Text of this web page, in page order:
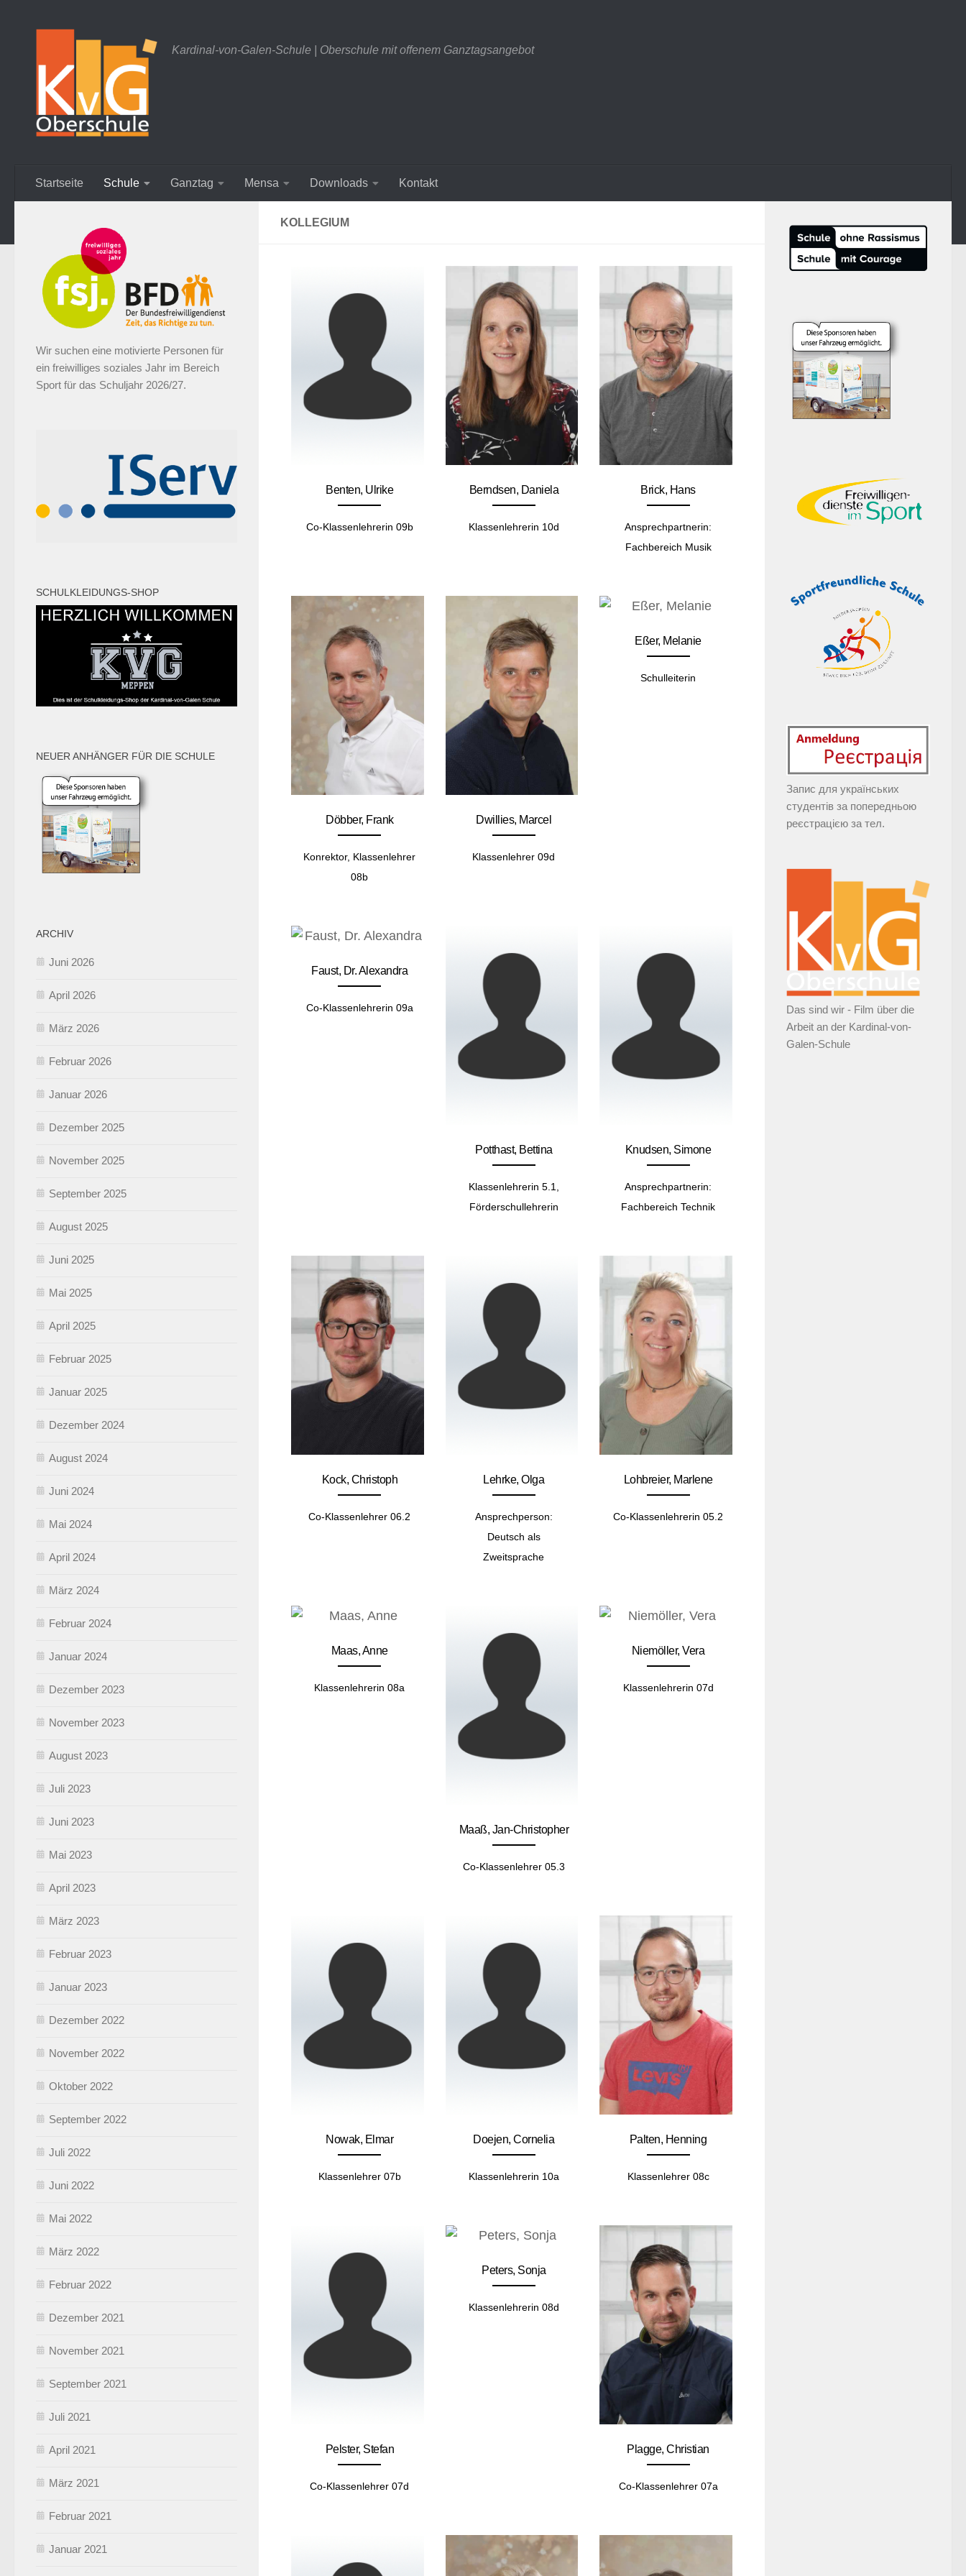
Kardinal-von-Galen-Schule | Oberschule mit offenem Ganztagsangebot
Startseite Schule Ganztag Mensa Downloads Kontakt
KOLLEGIUM
Benten, Ulrike
Co-Klassenlehrerin 09b
Berndsen, Daniela
Klassenlehrerin 10d
Brick, Hans
Ansprechpartnerin:
Fachbereich Musik
Döbber, Frank
Konrektor, Klassenlehrer
08b
Dwillies, Marcel
Klassenlehrer 09d
Eßer, Melanie
Schulleiterin
Faust, Dr. Alexandra
Co-Klassenlehrerin 09a
Potthast, Bettina
Klassenlehrerin 5.1,
Förderschullehrerin
Knudsen, Simone
Ansprechpartnerin:
Fachbereich Technik
Kock, Christoph
Co-Klassenlehrer 06.2
Lehrke, Olga
Ansprechperson:
Deutsch als
Zweitsprache
Lohbreier, Marlene
Co-Klassenlehrerin 05.2
Maas, Anne
Klassenlehrerin 08a
Maaß, Jan-Christopher
Co-Klassenlehrer 05.3
Niemöller, Vera
Klassenlehrerin 07d
Nowak, Elmar
Klassenlehrer 07b
Doejen, Cornelia
Klassenlehrerin 10a
Palten, Henning
Klassenlehrer 08c
Pelster, Stefan
Co-Klassenlehrer 07d
Peters, Sonja
Klassenlehrerin 08d
Plagge, Christian
Co-Klassenlehrer 07a
Wir suchen eine motivierte Personen für
ein freiwilliges soziales Jahr im Bereich
Sport für das Schuljahr 2026/27.
SCHULKLEIDUNGS-SHOP
NEUER ANHÄNGER FÜR DIE SCHULE
ARCHIV
Juni 2026
April 2026
März 2026
Februar 2026
Januar 2026
Dezember 2025
November 2025
September 2025
August 2025
Juni 2025
Mai 2025
April 2025
Februar 2025
Januar 2025
Dezember 2024
August 2024
Juni 2024
Mai 2024
April 2024
März 2024
Februar 2024
Januar 2024
Dezember 2023
November 2023
August 2023
Juli 2023
Juni 2023
Mai 2023
April 2023
März 2023
Februar 2023
Januar 2023
Dezember 2022
November 2022
Oktober 2022
September 2022
Juli 2022
Juni 2022
Mai 2022
März 2022
Februar 2022
Dezember 2021
November 2021
September 2021
Juli 2021
April 2021
März 2021
Februar 2021
Januar 2021
Запис для українських
студентів за попередньою
реєстрацією за тел.
Das sind wir - Film über die
Arbeit an der Kardinal-von-
Galen-Schule